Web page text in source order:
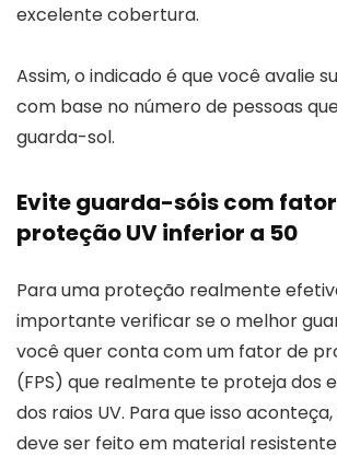
excelente cobertura.
Assim, o indicado é que você avalie
com base no número de pessoas
guarda-sol.
Evite guarda-sóis com
proteção UV inferior a 50
Para uma proteção realmente
importante verificar se o melhor
você quer conta com um fator de
(FPS) que realmente te proteja dos
dos raios UV. Para que isso
deve ser feito em material